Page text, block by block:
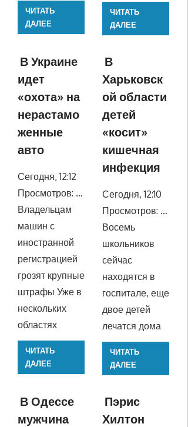
ЧИТАТЬ
ДАЛЕЕ
ЧИТАТЬ
ДАЛЕЕ
В Украине
идет
«охота» на
нерастамо
женные
авто
Сегодня, 12:12
Просмотров: …
Владельцам
машин с
иностранной
регистрацией
грозят крупные
штрафы Уже в
нескольких
областях
ЧИТАТЬ
ДАЛЕЕ
В
Харьковск
ой области
детей
«косит»
кишечная
инфекция
Сегодня, 12:10
Просмотров: …
Восемь
школьников
сейчас
находятся в
госпитале, еще
двое детей
лечатся дома
ЧИТАТЬ
ДАЛЕЕ
В Одессе
мужчина
Пэрис
Хилтон